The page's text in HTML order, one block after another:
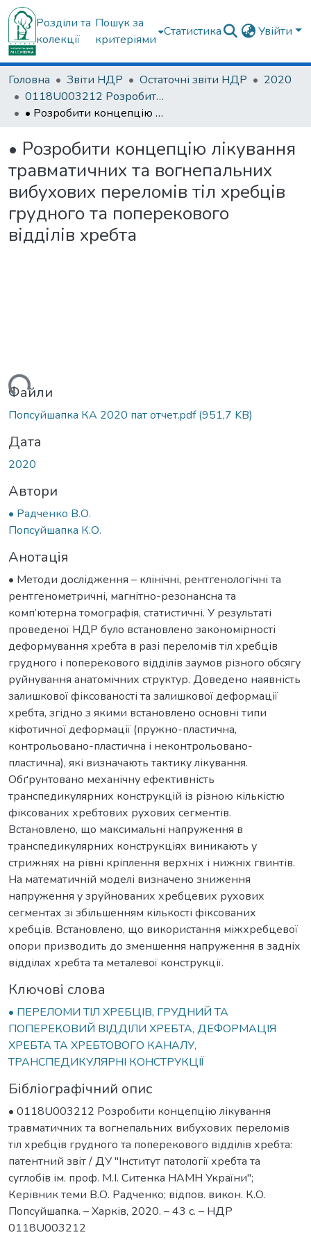
Розділи та
колекції
Пошук за
критеріями
Статистика Увійти
Головна Звіти НДР Остаточні звіти НДР
2020
0118U003212 Розробити концепцію лікування травматичних та вогнепальних вибухових переломів тіл хребців грудного та поперекового відділів хребта (2018-2020)
• Розробити концепцію лікування травматичних та вогнепальних вибухових переломів тіл хребців грудного та поперекового відділів хребта
• Розробити концепцію лікування
травматичних та вогнепальних
вибухових переломів тіл хребців
грудного та поперекового
відділів хребта
Файли
Попсуйшапка КА 2020 пат отчет.pdf(951,7 KB)
Дата
2020
Автори
• Радченко В.О.
Попсуйшапка К.О.
Анотація
• Методи дослідження – клінічні, рентгенологічні та
рентгенометричні, магнітно-резонансна та
комп’ютерна томографія, статистичні. У результаті
проведеної НДР було встановлено закономірності
деформування хребта в разі переломів тіл хребців
грудного і поперекового відділів заумов різного обсягу
руйнування анатомічних структур. Доведено наявність
залишкової фіксованості та залишкової деформації
хребта, згідно з якими встановлено основні типи
кіфотичної деформації (пружно-пластична,
контрольовано-пластична і неконтрольовано-
пластична), які визначають тактику лікування.
Обґрунтовано механічну ефективність
транспедикулярних конструкцій із різною кількістю
фіксованих хребтових рухових сегментів.
Встановлено, що максимальні напруження в
транспедикулярних конструкціях виникають у
стрижнях на рівні кріплення верхніх і нижніх гвинтів.
На математичній моделі визначено зниження
напруження у зруйнованих хребцевих рухових
сегментах зі збільшенням кількості фіксованих
хребців. Встановлено, що використання міжхребцевої
опори призводить до зменшення напруження в задніх
відділах хребта та металевої конструкції.
Ключові слова
• ПЕРЕЛОМИ ТІЛ ХРЕБЦІВ, ГРУДНИЙ ТА
ПОПЕРЕКОВИЙ ВІДДІЛИ ХРЕБТА, ДЕФОРМАЦІЯ
ХРЕБТА ТА ХРЕБТОВОГО КАНАЛУ,
ТРАНСПЕДИКУЛЯРНІ КОНСТРУКЦІЇ
Бібліографічний опис
• 0118U003212 Розробити концепцію лікування
травматичних та вогнепальних вибухових переломів
тіл хребців грудного та поперекового відділів хребта:
патентний звіт / ДУ "Інститут патології хребта та
суглобів ім. проф. М.І. Ситенка НАМН України";
Керівник теми В.О. Радченко; відпов. викон. К.О.
Попсуйшапка. – Харків, 2020. – 43 с. – НДР
0118U003212